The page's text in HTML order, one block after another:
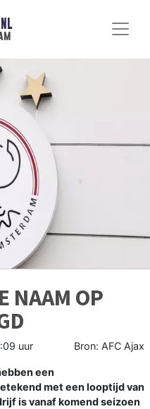
NAAM OP
uur Bron: AFC Ajax
een
met een looptijd van
is vanaf komend seizoen